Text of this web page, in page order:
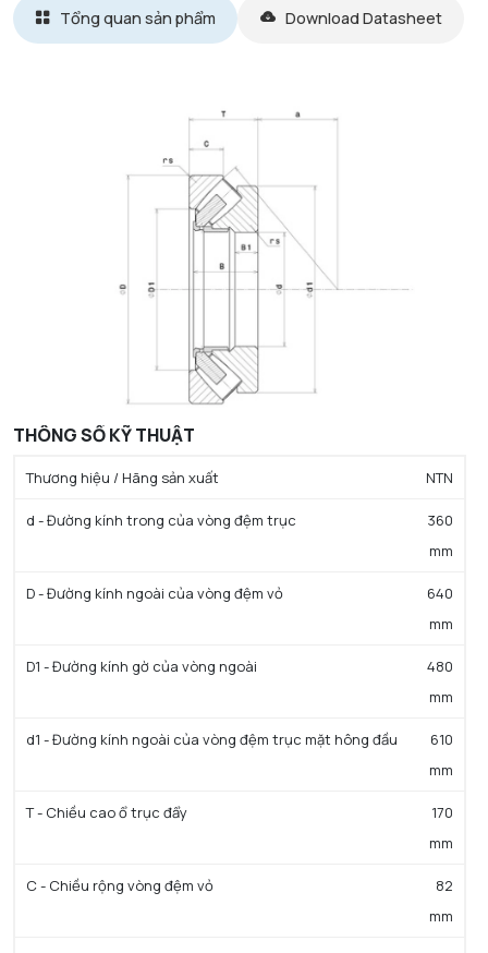
Tổng quan sản phẩm Download Datasheet
THÔNG SỐ KỸ THUẬT
Thương hiệu / Hãng sản xuất NTN
d - Đường kính trong của vòng đệm trục
360
mm
D - Đường kính ngoài của vòng đệm vỏ
640
mm
D1 - Đường kính gờ của vòng ngoài
480
mm
d1 - Đường kính ngoài của vòng đệm trục mặt hông đầu
610
mm
T - Chiều cao ổ trục đẩy
170
mm
C - Chiều rộng vòng đệm vỏ
82
mm